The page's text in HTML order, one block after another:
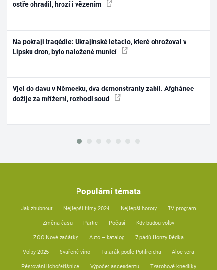
ostře ohradil, hrozí i vězením
Na pokraji tragédie: Ukrajinské letadlo, které ohrožoval v
Lipsku dron, bylo naložené municí
Vjel do davu v Německu, dva demonstranty zabil. Afghánec
dožije za mřížemi, rozhodl soud
Populární témata
Jak zhubnout Nejlepší filmy 2024 Nejlepší horory TV program
Změna času Partie Počasí Kdy budou volby
ZOO Nové začátky Auto – katalog 7 pádů Honzy Dědka
Volby 2025 Svařené víno Tatarák podle Pohlreicha Aloe vera
Pěstování lichořeřišnice Výpočet ascendentu Tvarohové knedlíky